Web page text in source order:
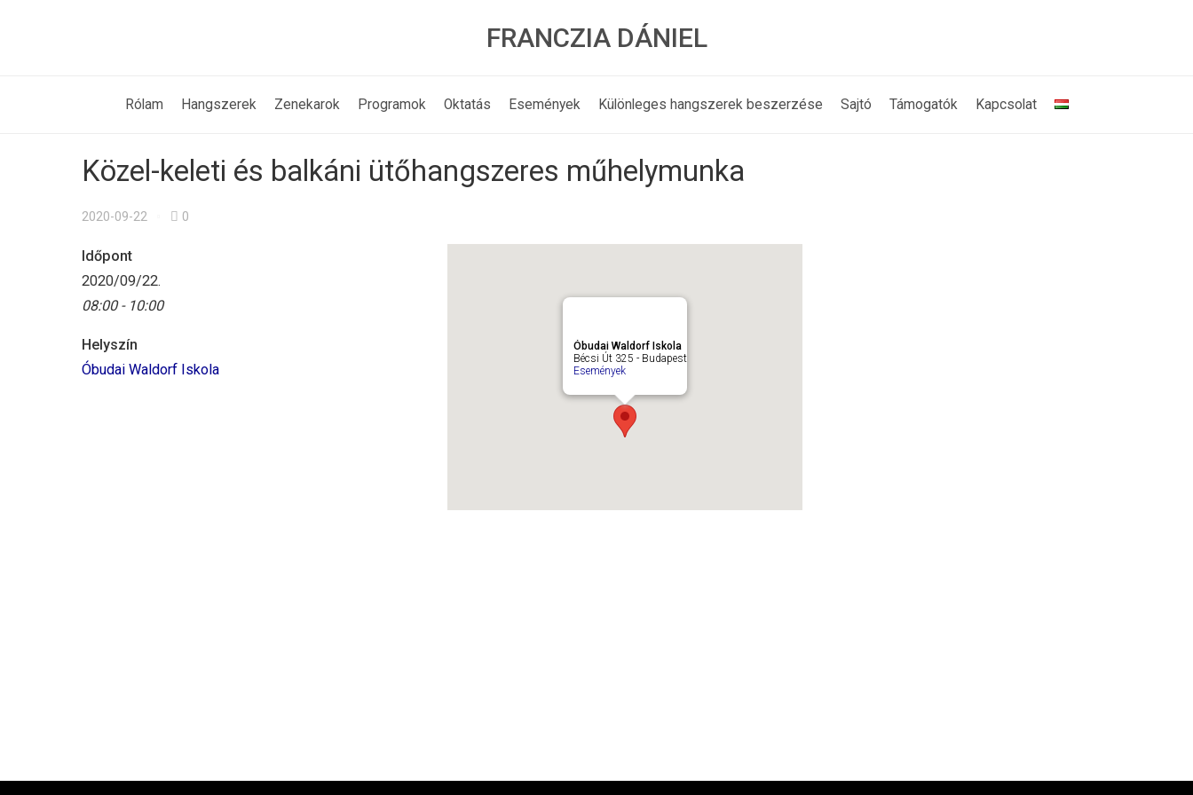
FRANCZIA DÁNIEL
Rólam Hangszerek Zenekarok Programok Oktatás Események Különleges hangszerek beszerzése Sajtó Támogatók Kapcsolat
Közel-keleti és balkáni ütőhangszeres műhelymunka
2020-09-22 0
Óbudai Waldorf Iskola
Bécsi Út 325 - Budapest
Események
Időpont
2020/09/22.
08:00 - 10:00
Helyszín
Óbudai Waldorf Iskola